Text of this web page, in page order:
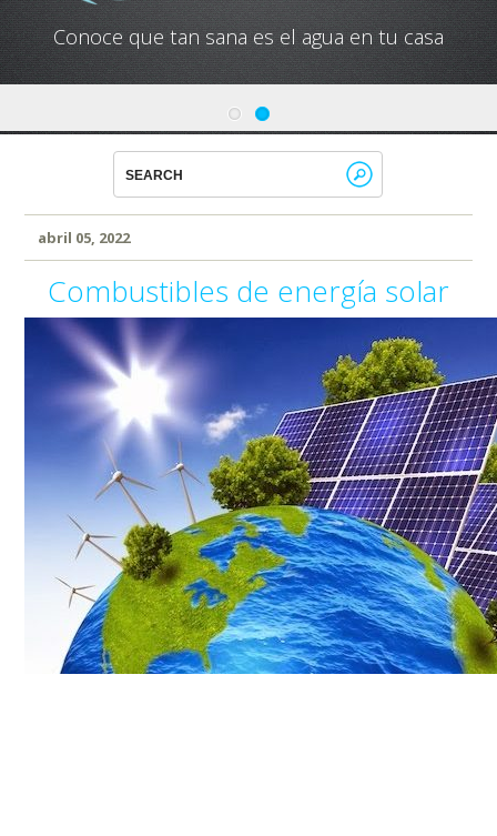
Conoce que tan sana es el agua en tu casa
Conoce cual es el mejor calentador solar de
México
abril 05, 2022
Combustibles de energía solar